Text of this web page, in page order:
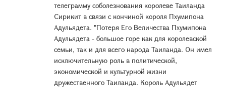
телеграмму соболезнования королеве Таиланда
Сирикит в связи с кончиной короля Пхумипона
Адульядета. "Потеря Его Величества Пхумипона
Адульядета - большое горе как для королевской
семьи, так и для всего народа Таиланда. Он имел
исключительную роль в политической,
экономической и культурной жизни
дружественного Таиланда. Король Адульядет